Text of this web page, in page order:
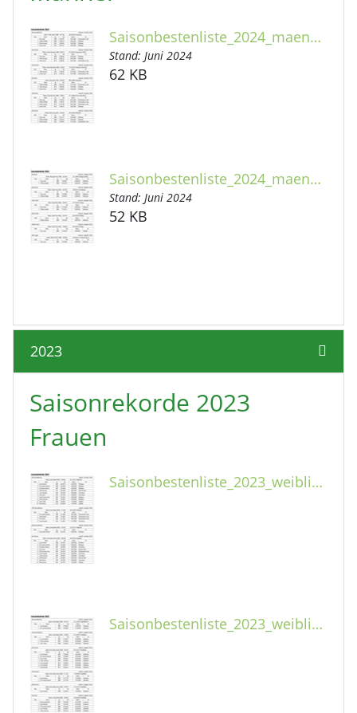
Saisonbestenliste_2024_maennlich_Kurzbahn.pdf
Stand: Juni 2024
62 KB
Saisonbestenliste_2024_maennlich_Langbahn.pdf
Stand: Juni 2024
52 KB
2023
Saisonrekorde 2023
Frauen
Saisonbestenliste_2023_weiblich_Kurzbahn.pdf
Saisonbestenliste_2023_weiblich_Langbahn.pdf